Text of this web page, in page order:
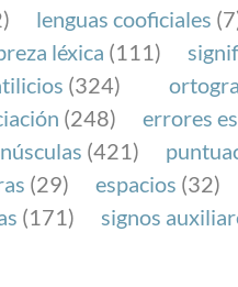
lenguas cooficiales
léxica (111)
(324)
(248)
errores
(421)
(29) espacios (32)
(171)
signos